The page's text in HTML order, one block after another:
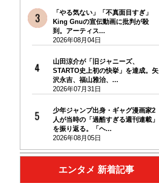
「やる気ない」「不真面目すぎ」
King Gnuの宣伝動画に批判が殺
到。アーティス...
2026年08月04日
山田涼介が「旧ジャニーズ、
STARTO史上初の快挙」を達成。矢
沢永吉、福山雅治、...
2026年07月31日
少年ジャンプ出身・ギャグ漫画家2
人が当時の「過酷すぎる週刊連載」
を振り返る。「ヘ...
2026年08月05日
エンタメ 新着記事